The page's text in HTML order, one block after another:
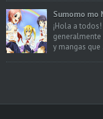
Sumomo mo
¡Hola a
generalmente
y mangas que